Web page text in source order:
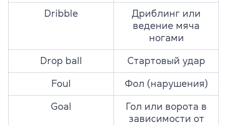
Dribble
Дриблинг или
ведение мяча
ногами
Drop ball Стартовый удар
Foul Фол (нарушения)
Goal
Гол или ворота в
зависимости от